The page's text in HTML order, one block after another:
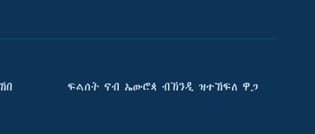
ፍልሰት ናብ ኤውሮጳ ብኽንዲ ዝተኸፍለ ዋጋ